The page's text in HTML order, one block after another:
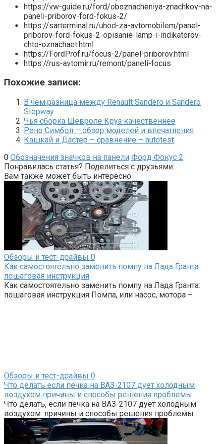
https://vw-guide.ru/ford/oboznacheniya-znachkov-na-
paneli-priborov-ford-fokus-2/
https://sarterminal.ru/uhod-za-avtomobilem/panel-
priborov-ford-fokus-2-opisanie-lamp-i-indikatorov-
chto-oznachaet.html
https://FordProf.ru/focus-2/panel-priborov.html
https://rus-avtomir.ru/remont/paneli-focus
Похожие записи:
В чем разница между Renault Sandero и Sandero
Stepway
Чья сборка Шевроле Круз качественнее
Рено Симбол – обзор моделей и впечатления
Кашкай и Дастер – сравнение – autotest
0 Обозначения значков на панели Форд Фокус 2
Понравилась статья? Поделиться с друзьями:
Вам также может быть интересно
Обзоры и тест-драйвы 0
Как самостоятельно заменить помпу на Лада Гранта
пошаговая инструкция
Как самостоятельно заменить помпу на Лада Гранта:
пошаговая инструкция Помпа, или насос, мотора –
Обзоры и тест-драйвы 0
Что делать если печка на ВАЗ-2107 дует холодным
воздухом причины и способы решения проблемы
Что делать, если печка на ВАЗ-2107 дует холодным
воздухом: причины и способы решения проблемы